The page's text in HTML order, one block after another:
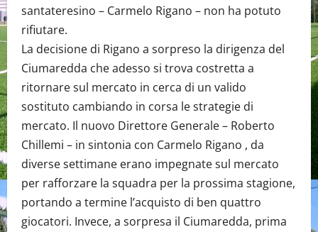
santateresino – Carmelo Rigano – non ha potuto
rifiutare.
La decisione di Rigano a sorpreso la dirigenza del
Ciumaredda che adesso si trova costretta a
ritornare sul mercato in cerca di un valido
sostituto cambiando in corsa le strategie di
mercato. Il nuovo Direttore Generale – Roberto
Chillemi – in sintonia con Carmelo Rigano , da
diverse settimane erano impegnate sul mercato
per rafforzare la squadra per la prossima stagione,
portando a termine l’acquisto di ben quattro
giocatori. Invece, a sorpresa il Ciumaredda, prima